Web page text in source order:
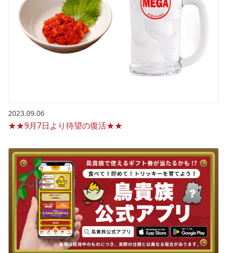
2023.09.06
★★9月7日より待望の復活★★